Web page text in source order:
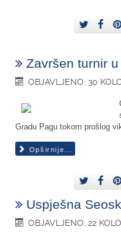
Završen turnir
OBJAVLJENO: 30
Gradu Pagu tokom prošlog
Opširnije...
Uspješna
OBJAVLJENO: 22